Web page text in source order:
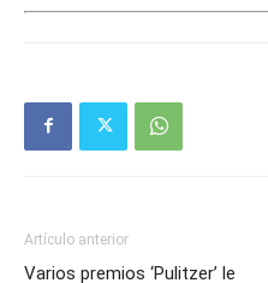
Artículo anterior
Varios premios ‘Pulitzer’ le